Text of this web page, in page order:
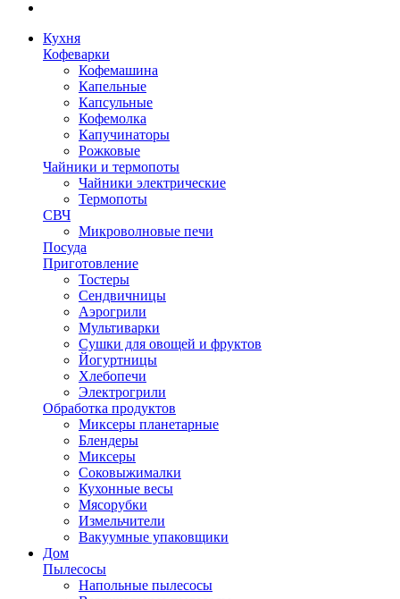
Кухня
Кофеварки
Кофемашина
Капельные
Капсульные
Кофемолка
Капучинаторы
Рожковые
Чайники и термопоты
Чайники электрические
Термопоты
СВЧ
Микроволновые печи
Посуда
Приготовление
Тостеры
Сендвичницы
Аэрогрили
Мультиварки
Сушки для овощей и фруктов
Йогуртницы
Хлебопечи
Электрогрили
Обработка продуктов
Миксеры планетарные
Блендеры
Миксеры
Соковыжималки
Кухонные весы
Мясорубки
Измельчители
Вакуумные упаковщики
Дом
Пылесосы
Напольные пылесосы